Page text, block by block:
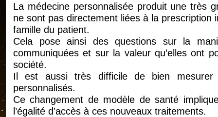
La médecine personnalisée produit une très
ne sont pas directement liées à la prescription
famille du patient.
Cela pose ainsi des questions sur la
communiquées et sur la valeur qu’elles ont
société.
Il est aussi très difficile de bien
personnalisés.
Ce changement de modèle de santé
l’égalité d’accès à ces nouveaux traitements.